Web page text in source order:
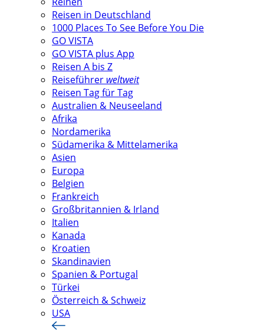
Reisen in Deutschland
1000 Places To See Before You Die
GO VISTA
GO VISTA plus App
Reisen A bis Z
Reiseführer weltweit
Reisen Tag für Tag
Australien & Neuseeland
Afrika
Nordamerika
Südamerika & Mittelamerika
Asien
Europa
Belgien
Frankreich
Großbritannien & Irland
Italien
Kanada
Kroatien
Skandinavien
Spanien & Portugal
Türkei
Österreich & Schweiz
USA